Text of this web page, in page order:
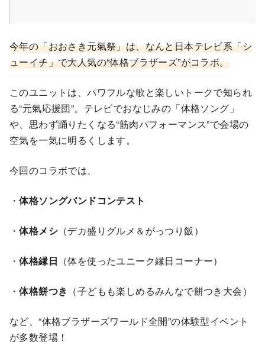
今年の「おおさき元氣祭」は、なんと日本テレビ系「シ
ューイチ」で大人気の“体格ブラザーズ”がコラボ。
このユニットは、パワフルな歌と楽しいトークで知られ
る“元氣応援団”。テレビでおなじみの「体格ソング」
や、思わず踊りたくなる“筋肉パフォーマンス”で会場の
空気を一気に明るくします。
今回のコラボでは、
・体格ソングバンドコンテスト
・体格メシ （デカ盛りグルメ＆がっつり飯）
・体格縁日 （体を使ったユニーク縁日コーナー）
・体格餅つき （子どもも楽しめるみんなで餅つき大会）
など、“体格ブラザーズワールド全開”の体験型イベント
が多数登場！